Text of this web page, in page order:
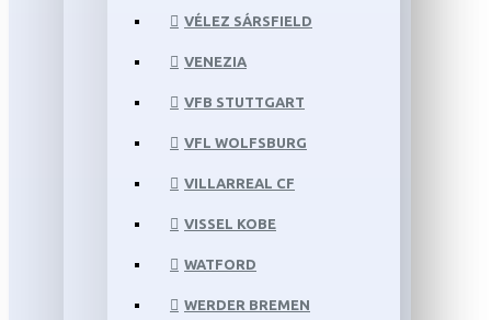
VÉLEZ SÁRSFIELD
VENEZIA
VFB STUTTGART
VFL WOLFSBURG
VILLARREAL CF
VISSEL KOBE
WATFORD
WERDER BREMEN